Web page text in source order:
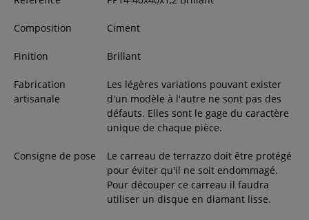
Composition Ciment
Finition Brillant
Fabrication
artisanale
Les légères variations pouvant exister
d'un modèle à l'autre ne sont pas des
défauts. Elles sont le gage du caractère
unique de chaque pièce.
Consigne de pose
Le carreau de terrazzo doit être protégé
pour éviter qu'il ne soit endommagé.
Pour découper ce carreau il faudra
utiliser un disque en diamant lisse.